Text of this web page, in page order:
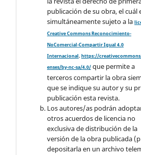
publicación de su obra, el cuál
simultáneamente sujeto a la
Creative Commons Reconocimiento-
NoComercial-Compartir Igual 4.0
Internacional.https://
enses/by-nc-sa/4.0/ que permite a
terceros compartir la obra
que se indique su autor y su
publicación esta revista.
Los autores/as podrán
otros acuerdos de licencia no
exclusiva de distribución de la
versión de la obra publicada
depositarla en un archivo